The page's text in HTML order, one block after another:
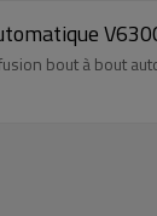
bout à bout